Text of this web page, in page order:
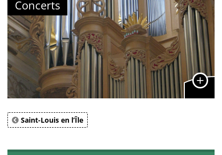
Concerts
Saint-Louis en l’Île